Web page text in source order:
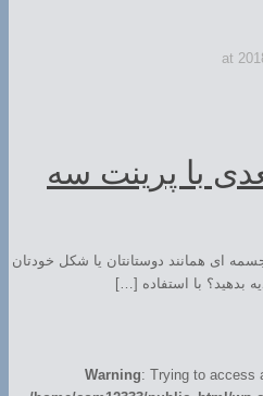
at
با پرینت سه
ای همانند دوستانتان یا شکل خودتان
بدهید؟ با استفاده […]
Warning: Trying to access